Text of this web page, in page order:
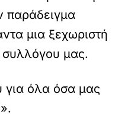
παράδειγμα
μια ξεχωριστή
συλλόγου μας.
για όλα όσα μας